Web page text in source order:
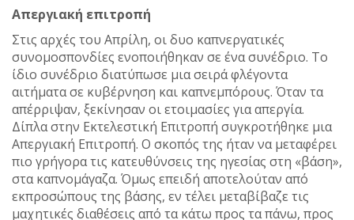
Απεργιακή επιτροπή
Στις αρχές του Απρίλη, οι δυο καπνεργατικές
συνομοσπονδίες ενοποιήθηκαν σε ένα συνέδριο. Το
ίδιο συνέδριο διατύπωσε μια σειρά φλέγοντα
αιτήματα σε κυβέρνηση και καπνεμπόρους. Όταν τα
απέρριψαν, ξεκίνησαν οι ετοιμασίες για απεργία.
Δίπλα στην Εκτελεστική Επιτροπή συγκροτήθηκε μια
Απεργιακή Επιτροπή. Ο σκοπός της ήταν να μεταφέρει
πιο γρήγορα τις κατευθύνσεις της ηγεσίας στη «βάση»,
στα καπνομάγαζα. Όμως επειδή αποτελούταν από
εκπροσώπους της βάσης, εν τέλει μεταβίβαζε τις
μαχητικές διαθέσεις από τα κάτω προς τα πάνω, προς